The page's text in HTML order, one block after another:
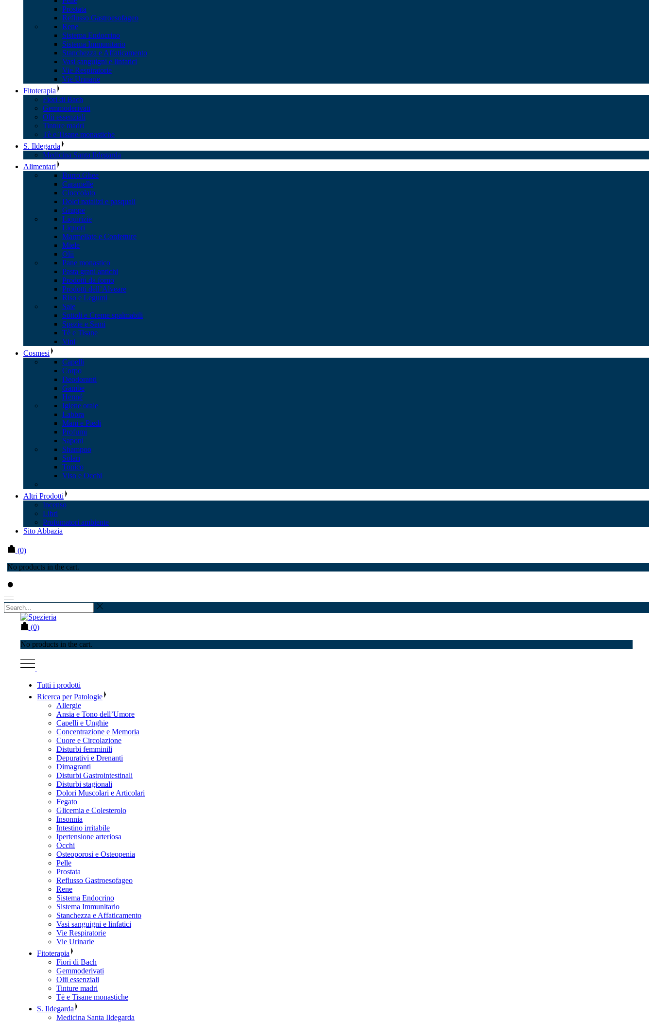
Prostata
Reflusso Gastroesofageo
Rene
Sistema Endocrino
Sistema Immunitario
Stanchezza e Affaticamento
Vasi sanguigni e linfatici
Vie Respiratorie
Vie Urinarie
Fitoterapia
Fiori di Bach
Gemmoderivati
Olii essenziali
Tinture madri
Tè e Tisane monastiche
S. Ildegarda
Medicina Santa Ildegarda
Alimentari
Burro Ghee
Caramelle
Cioccolato
Dolci natalizi e pasquali
Grappe
Liquirizie
Liquori
Marmellate e Confetture
Miele
Olii
Pane monastico
Pasta grani antichi
Prodotti da forno
Prodotti dell’Alveare
Riso e Legumi
Sale
Sottoli e Creme spalmabili
Spezie e Semi
Tè e Tisane
Vini
Cosmesi
Capelli
Corpo
Deodoranti
Gambe
Henné
Igiene orale
Labbra
Mani e Piedi
Profumi
Saponi
Shampoo
Solari
Tonico
Viso e Occhi
Altri Prodotti
Incenso
Libri
Profumatori ambiente
Sito Abbazia
(0)
No products in the cart.
(0)
No products in the cart.
Tutti i prodotti
Ricerca per Patologie
Allergie
Ansia e Tono dell’Umore
Capelli e Unghie
Concentrazione e Memoria
Cuore e Circolazione
Disturbi femminili
Depurativi e Drenanti
Dimagranti
Disturbi Gastrointestinali
Disturbi stagionali
Dolori Muscolari e Articolari
Fegato
Glicemia e Colesterolo
Insonnia
Intestino irritabile
Ipertensione arteriosa
Occhi
Osteoporosi e Osteopenia
Pelle
Prostata
Reflusso Gastroesofageo
Rene
Sistema Endocrino
Sistema Immunitario
Stanchezza e Affaticamento
Vasi sanguigni e linfatici
Vie Respiratorie
Vie Urinarie
Fitoterapia
Fiori di Bach
Gemmoderivati
Olii essenziali
Tinture madri
Tè e Tisane monastiche
S. Ildegarda
Medicina Santa Ildegarda